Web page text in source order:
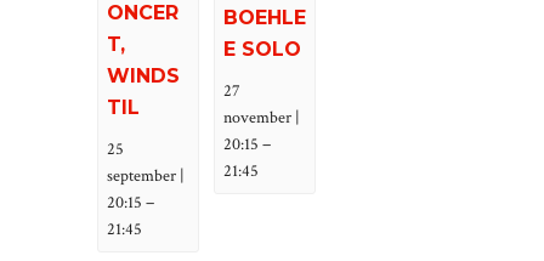
ONCER
T,
WINDS
TIL
25
september |
20:15 –
21:45
BOEHLE
E SOLO
27
november |
20:15 –
21:45